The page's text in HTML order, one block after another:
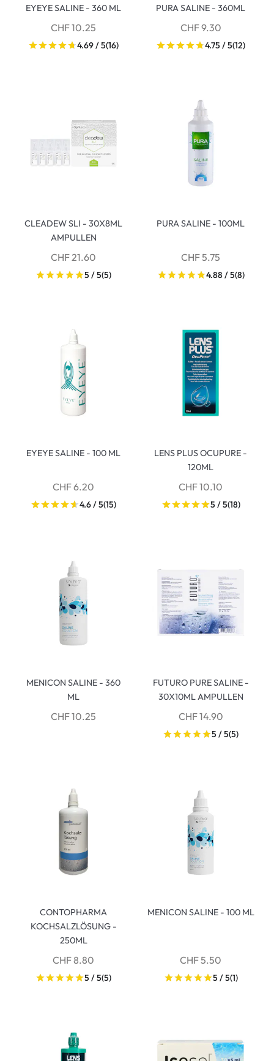
EYEYE SALINE - 360 ML
CHF 10.25
4.69 / 5(16)
PURA SALINE - 360ML
CHF 9.30
4.75 / 5(12)
CLEADEW SLI - 30X8ML
AMPULLEN
CHF 21.60
5 / 5(5)
PURA SALINE - 100ML
CHF 5.75
4.88 / 5(8)
EYEYE SALINE - 100 ML
CHF 6.20
4.6 / 5(15)
LENS PLUS OCUPURE -
120ML
CHF 10.10
5 / 5(18)
MENICON SALINE - 360
ML
CHF 10.25
FUTURO PURE SALINE -
30X10ML AMPULLEN
CHF 14.90
5 / 5(5)
CONTOPHARMA
KOCHSALZLÖSUNG -
250ML
CHF 8.80
5 / 5(5)
MENICON SALINE - 100 ML
CHF 5.50
5 / 5(1)